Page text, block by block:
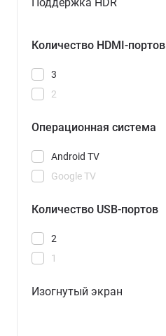
Количество HDMI-портов
2
3
Операционная система
Android TV
Google TV
Количество USB-портов
1
2
Изогнутый экран